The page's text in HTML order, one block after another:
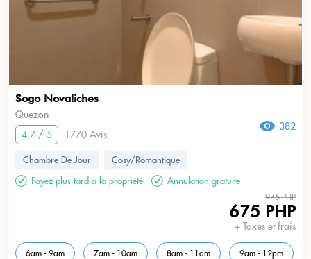
Sogo Novaliches
Quezon
4.7 / 5
1770 Avis
382
Chambre De Jour
Cosy/Romantique
Payez plus tard à la propriété
Annulation gratuite
945 PHP
675 PHP
+ Taxes et frais
6am - 9am 7am - 10am 8am - 11am 9am - 12pm